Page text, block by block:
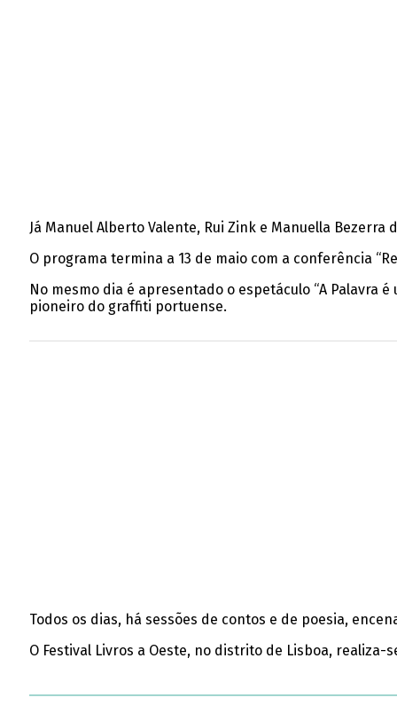
Já Manuel Alberto Valente, Rui Zink e Manuella
O programa termina a 13 de maio com a conferência
No mesmo dia é apresentado o espetáculo “A Palavra
pioneiro do graffiti portuense.
Todos os dias, há sessões de contos e de poesia,
O Festival Livros a Oeste, no distrito de Lisboa, realiza-